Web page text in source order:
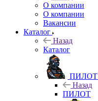
О компании
О компании
Вакансии
Каталог
Назад
Каталог
ПИЛОТ
Назад
ПИЛОТ